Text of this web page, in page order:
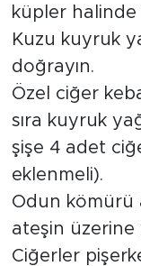
küpler halinde
Kuzu kuyruk
doğrayın.
Özel ciğer
sıra kuyruk
şişe 4 adet
eklenmeli).
Odun kömürü
ateşin üzerine
Ciğerler